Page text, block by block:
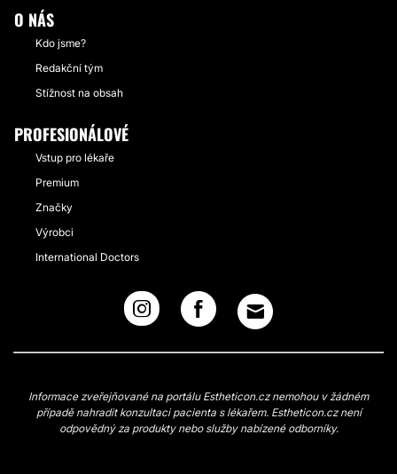
O NÁS
Kdo jsme?
Redakční tým
Stížnost na obsah
PROFESIONÁLOVÉ
Vstup pro lékaře
Premium
Značky
Výrobci
International Doctors
Informace zveřejňované na portálu Estheticon.cz nemohou v žádném
případě nahradit konzultaci pacienta s lékařem. Estheticon.cz není
odpovědný za produkty nebo služby nabízené odborníky.